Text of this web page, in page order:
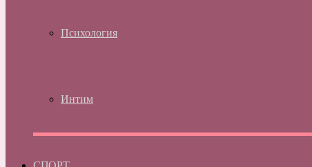
Психология
Интим